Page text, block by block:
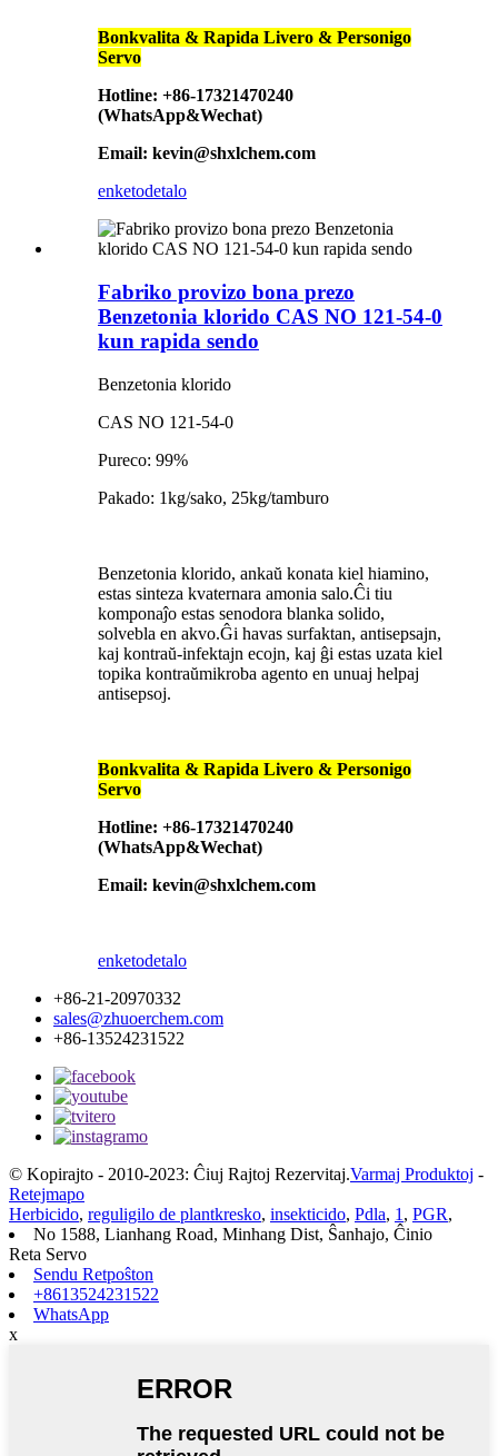
Bonkvalita & Rapida Livero & Personigo
Servo
Hotline: +86-17321470240
(WhatsApp&Wechat)
Email: kevin@shxlchem.com
enketodetalo
Fabriko provizo bona prezo
Benzetonia klorido CAS NO 121-54-0
kun rapida sendo
Benzetonia klorido
CAS NO 121-54-0
Pureco: 99%
Pakado: 1kg/sako, 25kg/tamburo
Benzetonia klorido, ankaŭ konata kiel hiamino,
estas sinteza kvaternara amonia salo.Ĉi tiu
komponaĵo estas senodora blanka solido,
solvebla en akvo.Ĝi havas surfaktan, antisepsajn,
kaj kontraŭ-infektajn ecojn, kaj ĝi estas uzata kiel
topika kontraŭmikroba agento en unuaj helpaj
antisepsoj.
Bonkvalita & Rapida Livero & Personigo
Servo
Hotline: +86-17321470240
(WhatsApp&Wechat)
Email: kevin@shxlchem.com
enketodetalo
+86-21-20970332
sales@zhuoerchem.com
+86-13524231522
© Kopirajto - 2010-2023: Ĉiuj Rajtoj Rezervitaj.Varmaj Produktoj -
Retejmapo
Herbicido, reguligilo de plantkresko, insekticido, Pdla, 1 , PGR,
No 1588, Lianhang Road, Minhang Dist, Ŝanhajo, Ĉinio
Reta Servo
Sendu Retpoŝton
+8613524231522
WhatsApp
x